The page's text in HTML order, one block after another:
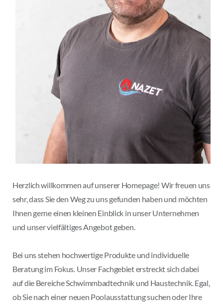
Herzlich willkommen auf unserer Homepage! Wir freuen uns
sehr, dass Sie den Weg zu uns gefunden haben und möchten
Ihnen gerne einen kleinen Einblick in unser Unternehmen
und unser vielfältiges Angebot geben.
Bei uns stehen hochwertige Produkte und individuelle
Beratung im Fokus. Unser Fachgebiet erstreckt sich dabei
auf die Bereiche Schwimmbadtechnik und Haustechnik. Egal,
ob Sie nach einer neuen Poolausstattung suchen oder Ihre